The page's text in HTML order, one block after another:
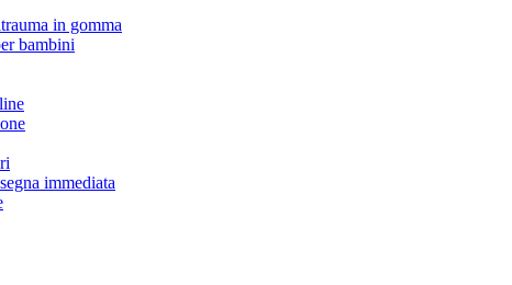
in gomma
bambini
immediata